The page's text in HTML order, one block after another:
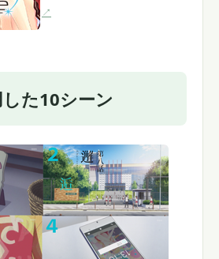
た10シーン